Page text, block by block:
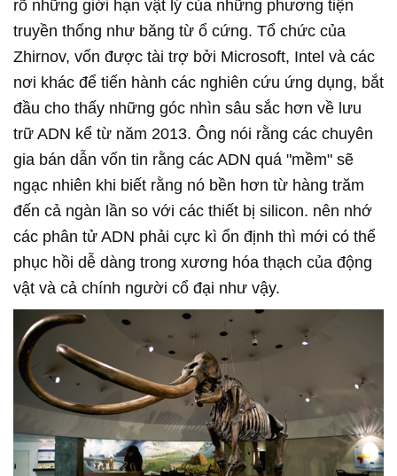
rõ những giới hạn vật lý của những phương tiện
truyền thống như băng từ ổ cứng. Tổ chức của
Zhirnov, vốn được tài trợ bởi Microsoft, Intel và các
nơi khác để tiến hành các nghiên cứu ứng dụng, bắt
đầu cho thấy những góc nhìn sâu sắc hơn về lưu
trữ ADN kể từ năm 2013. Ông nói rằng các chuyên
gia bán dẫn vốn tin rằng các ADN quá "mềm" sẽ
ngạc nhiên khi biết rằng nó bền hơn từ hàng trăm
đến cả ngàn lần so với các thiết bị silicon. nên nhớ
các phân tử ADN phải cực kì ổn định thì mới có thể
phục hồi dễ dàng trong xương hóa thạch của động
vật và cả chính người cổ đại như vậy.